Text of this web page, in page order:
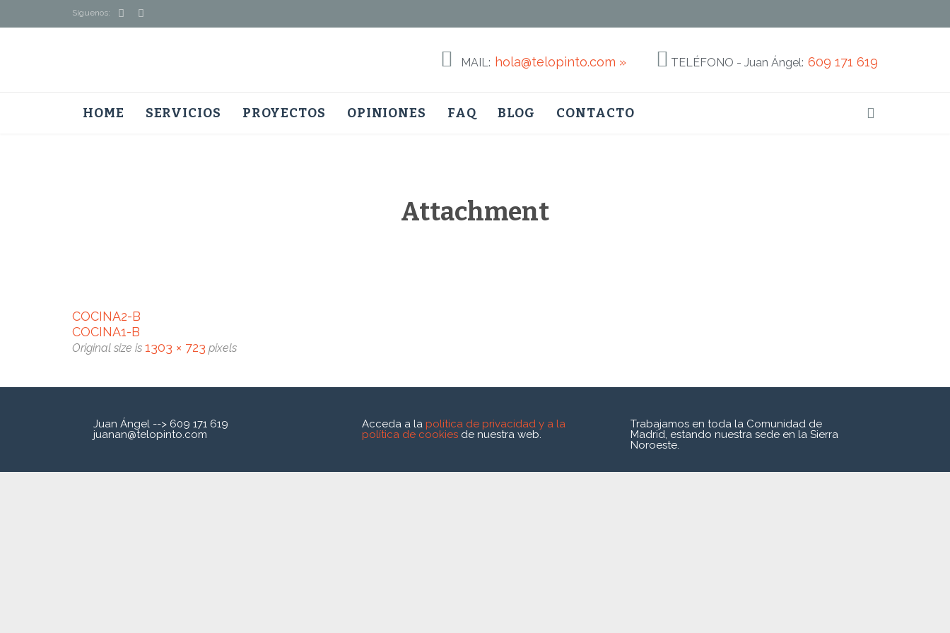
Síguenos:  
 MAIL: hola@telopinto.com »  TELÉFONO - Juan Ángel: 609 171 619
to
HOME SERVICIOS PROYECTOS OPINIONES FAQ BLOG CONTACTO 
Attachment
COCINA2-B
COCINA1-B
Original size is 1303 × 723 pixels
Juan Ángel --> 609 171 619
juanan@telopinto.com
Acceda a la política de privacidad y a la
política de cookies de nuestra web.
Trabajamos en toda la Comunidad de
Madrid, estando nuestra sede en la Sierra
Noroeste.